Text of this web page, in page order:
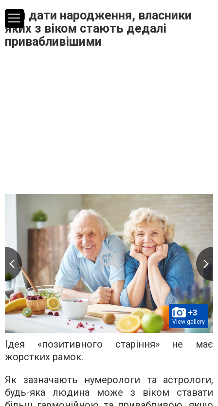
Три дати народження, власники
яких з віком стають дедалі
привабливішими
+3
View gallery
Ідея «позитивного старіння» не має
жорстких рамок.
Як зазначають нумерологи та астрологи,
будь-яка людина може з віком ставати